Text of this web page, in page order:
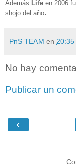
Además Life en 2006
shojo del año.
PnS TEAM en 20:35
No hay
Publicar un
‹